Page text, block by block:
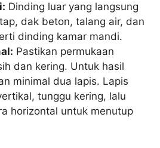
Dinding luar yang langsung
dak beton, talang air, dan
dinding kamar mandi.
Pastikan permukaan
dan kering. Untuk hasil
minimal dua lapis. Lapis
tunggu kering, lalu
horizontal untuk menutup